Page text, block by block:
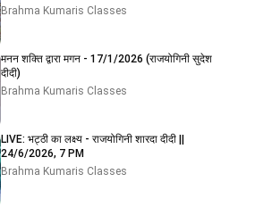
Brahma Kumaris Classes
मनन शक्ति द्वारा मगन - 17/1/2026 (राजयोगिनी सुदेश
दीदी)
Brahma Kumaris Classes
LIVE: भट्ठी का लक्ष्य - राजयोगिनी शारदा दीदी ||
24/6/2026, 7 PM
Brahma Kumaris Classes